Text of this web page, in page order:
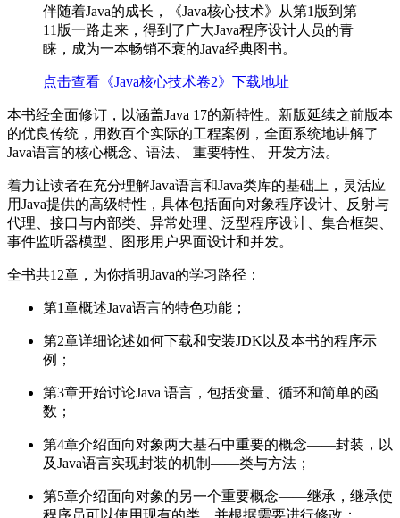
伴随着Java的成长，《Java核心技术》从第1版到第
11版一路走来，得到了广大Java程序设计人员的青
睐，成为一本畅销不衰的Java经典图书。
点击查看《Java核心技术卷2》下载地址
本书经全面修订，以涵盖Java 17的新特性。新版延续之前版本
的优良传统，用数百个实际的工程案例，全面系统地讲解了
Java语言的核心概念、语法、 重要特性、 开发方法。
着力让读者在充分理解Java语言和Java类库的基础上，灵活应
用Java提供的高级特性，具体包括面向对象程序设计、反射与
代理、接口与内部类、异常处理、泛型程序设计、集合框架、
事件监听器模型、图形用户界面设计和并发。
全书共12章，为你指明Java的学习路径：
第1章概述Java语言的特色功能；
第2章详细论述如何下载和安装JDK以及本书的程序示
例；
第3章开始讨论Java 语言，包括变量、循环和简单的函
数；
第4章介绍面向对象两大基石中重要的概念——封装，以
及Java语言实现封装的机制——类与方法；
第5章介绍面向对象的另一个重要概念——继承，继承使
程序员可以使用现有的类，并根据需要进行修改；